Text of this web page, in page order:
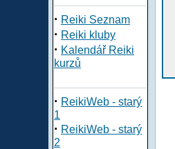
· Reiki Seznam
· Reiki kluby
· Kalendář Reiki
kurzů
· ReikiWeb - starý
1
· ReikiWeb - starý
2